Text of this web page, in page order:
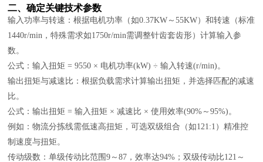
二、确定关键技术参数
输入功率与转速：根据电机功率（如0.37KW～55KW）和转速（标准
1440r/min，特殊需求如1750r/min需调整针齿套齿形）计算输入参
数。
公式：输入扭矩 = 9550 × 电机功率(kW) ÷ 输入转速(r/min)。
输出扭矩与减速比：根据负载需求计算输出扭矩，并选择匹配的减速
比。
公式：输出扭矩 = 输入扭矩 × 减速比 × 使用效率(90%～95%)。
例如：物流分拣线需低速高扭矩，可选双级组合（如121:1）精准控
制速度与扭矩。
传动级数：单级传动比范围9～87，效率达94%；双级传动比121～